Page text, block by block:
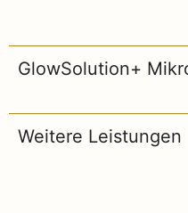
GlowSolution+
Weitere Leistungen